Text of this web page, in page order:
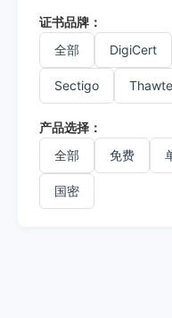
证书品牌：
全部
DigiCert
Sectigo Thawte
产品选择：
全部
免费
国密